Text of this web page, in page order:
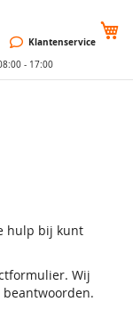
Klantenservice
- 17:00
hulp bij kunt
Wij